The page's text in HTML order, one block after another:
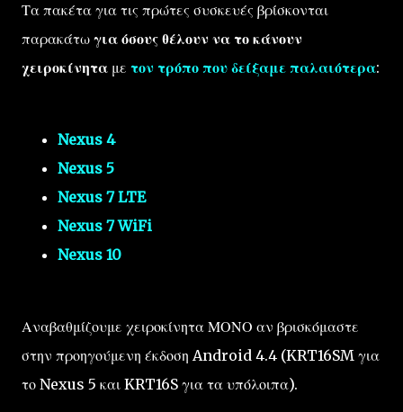
Τα πακέτα για τις πρώτες συσκευές βρίσκονται
παρακάτω για όσους θέλουν να το κάνουν
χειροκίνητα με τον τρόπο που δείξαμε παλαιότερα:
Nexus 4
Nexus 5
Nexus 7 LTE
Nexus 7 WiFi
Nexus 10
Αναβαθμίζουμε χειροκίνητα ΜΟΝΟ αν βρισκόμαστε
στην προηγούμενη έκδοση Android 4.4 (KRT16SM για
το Nexus 5 και KRT16S για τα υπόλοιπα).